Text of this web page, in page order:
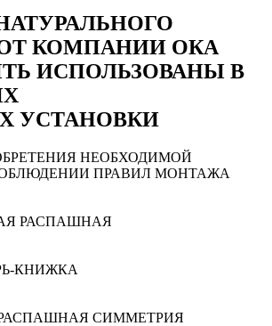
КОМПАНИИ ОКА
ИСПОЛЬЗОВАНЫ В
УСТАНОВКИ
НЕОБХОДИМОЙ
ПРАВИЛ МОНТАЖА
РАСПАШНАЯ
КНИЖКА
РАСПАШНАЯ СИММЕТРИЯ